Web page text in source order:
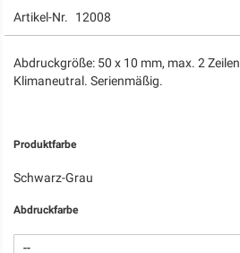
Artikel-Nr. 12008
Abdruckgröße: 50 x 10 mm, max. 2 Zeilen
Klimaneutral. Serienmäßig.
Produktfarbe
Schwarz-Grau
Abdruckfarbe